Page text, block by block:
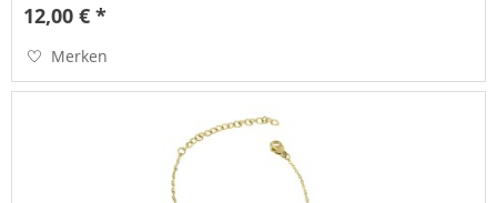
12,00 € *
Merken